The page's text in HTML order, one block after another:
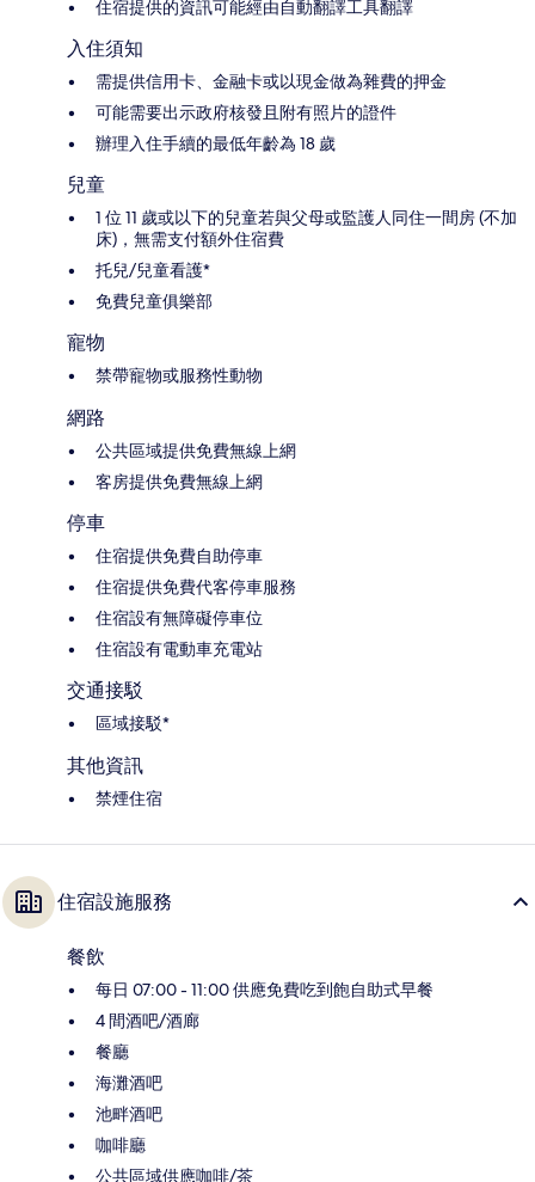
住宿提供的資訊可能經由自動翻譯工具翻譯
入住須知
需提供信用卡、金融卡或以現金做為雜費的押金
可能需要出示政府核發且附有照片的證件
辦理入住手續的最低年齡為 18 歲
兒童
1 位 11 歲或以下的兒童若與父母或監護人同住一間房 (不加
床)，無需支付額外住宿費
托兒/兒童看護*
免費兒童俱樂部
寵物
禁帶寵物或服務性動物
網路
公共區域提供免費無線上網
客房提供免費無線上網
停車
住宿提供免費自助停車
住宿提供免費代客停車服務
住宿設有無障礙停車位
住宿設有電動車充電站
交通接駁
區域接駁*
其他資訊
禁煙住宿
住宿設施服務
餐飲
每日 07:00 - 11:00 供應免費吃到飽自助式早餐
4 間酒吧/酒廊
餐廳
海灘酒吧
池畔酒吧
咖啡廳
公共區域供應咖啡/茶